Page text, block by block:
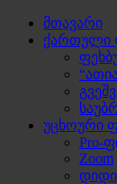
მთავარი
ქართული
უცხოური
Pro-
Zoom
დიდი